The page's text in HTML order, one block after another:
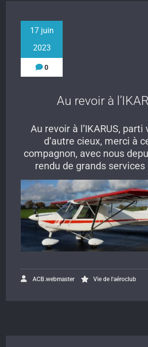
17 juin
2023
0
Au revoir à
Au revoir à l’IKARUS, parti
d’autre cieux, merci à
compagnon, avec nous
rendu de grands services
ACB.webmaster Vie de l'aéroclub